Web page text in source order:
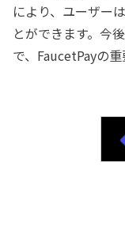
により、ユーザー
とができます。今
で、FaucetPayの